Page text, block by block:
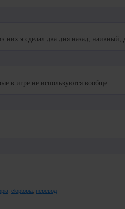
них я сделал два дня назад,
в игре не используются вообще
cloptopia перевод